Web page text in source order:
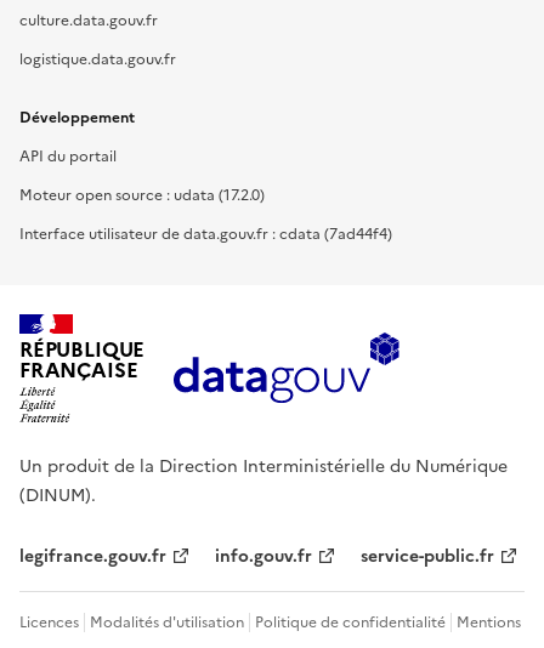
culture.data.gouv.fr
logistique.data.gouv.fr
Développement
API du portail
Moteur open source : udata (17.2.0)
Interface utilisateur de data.gouv.fr : cdata (7ad44f4)
RÉPUBLIQUE
FRANÇAISE
Un produit de la Direction Interministérielle du Numérique
(DINUM).
legifrance.gouv.fr info.gouv.fr service-public.fr
Licences Modalités d'utilisation Politique de confidentialité Mentions